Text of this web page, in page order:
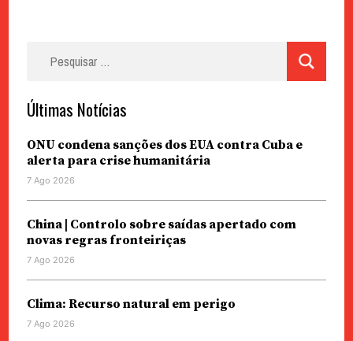
Últimas Notícias
ONU condena sanções dos EUA contra Cuba e
alerta para crise humanitária
7 Ago 2026
China | Controlo sobre saídas apertado com
novas regras fronteiriças
7 Ago 2026
Clima: Recurso natural em perigo
7 Ago 2026